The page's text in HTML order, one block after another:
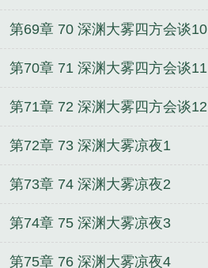
第69章 70 深渊大雾四方会谈10
第70章 71 深渊大雾四方会谈11
第71章 72 深渊大雾四方会谈12
第72章 73 深渊大雾凉夜1
第73章 74 深渊大雾凉夜2
第74章 75 深渊大雾凉夜3
第75章 76 深渊大雾凉夜4